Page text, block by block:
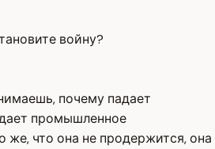
войну?
почему падает
промышленное
же, что она не продержится, она